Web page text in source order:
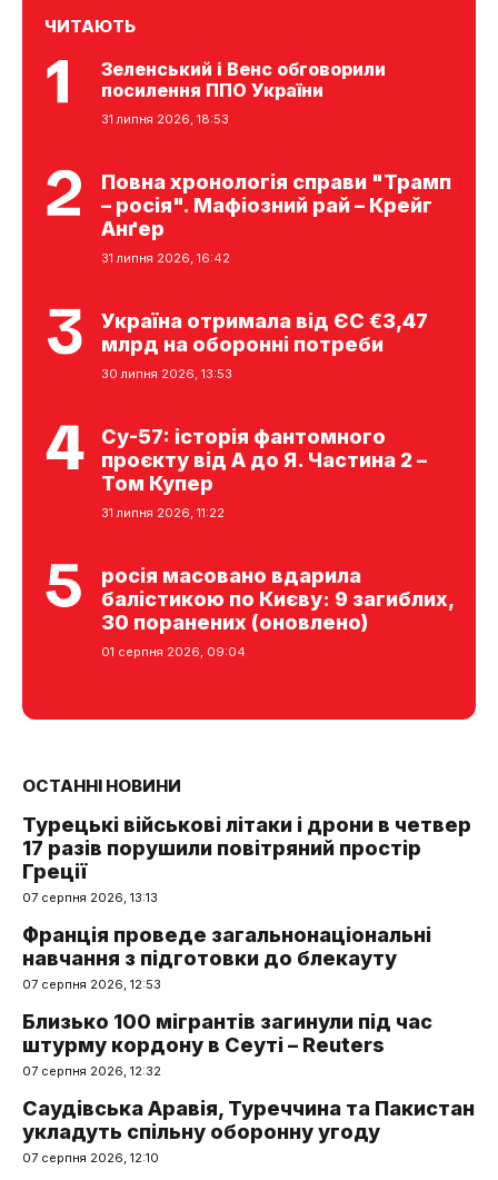
ЧИТАЮТЬ
Зеленський і Венс обговорили
посилення ППО України
31 липня 2026, 18:53
Повна хронологія справи "Трамп
– росія". Мафіозний рай – Крейг
Анґер
31 липня 2026, 16:42
Україна отримала від ЄС €3,47
млрд на оборонні потреби
30 липня 2026, 13:53
Су-57: історія фантомного
проєкту від А до Я. Частина 2 –
Том Купер
31 липня 2026, 11:22
росія масовано вдарила
балістикою по Києву: 9 загиблих,
30 поранених (оновлено)
01 серпня 2026, 09:04
ОСТАННІ НОВИНИ
Турецькі військові літаки і дрони в четвер
17 разів порушили повітряний простір
Греції
07 серпня 2026, 13:13
Франція проведе загальнонаціональні
навчання з підготовки до блекауту
07 серпня 2026, 12:53
Близько 100 мігрантів загинули під час
штурму кордону в Сеуті – Reuters
07 серпня 2026, 12:32
Саудівська Аравія, Туреччина та Пакистан
укладуть спільну оборонну угоду
07 серпня 2026, 12:10